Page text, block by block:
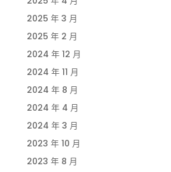
2025 年 3 月
2025 年 2 月
2024 年 12 月
2024 年 11 月
2024 年 8 月
2024 年 4 月
2024 年 3 月
2023 年 10 月
2023 年 8 月